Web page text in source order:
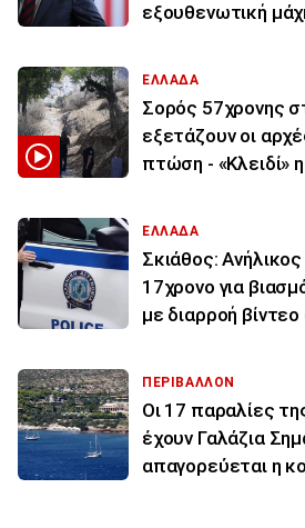
εξουθενωτική
ΕΛΛΑΔΑ
Σορός 57χρονης
εξετάζουν οι
πτώση - «Κλειδί»
ΕΛΛΑΔΑ
Σκιάθος:
17χρονο για
με διαρροή
ΠΕΡΙΒΑΛΛΟΝ
Οι 17 παραλίες
έχουν Γαλάζια
απαγορεύεται η